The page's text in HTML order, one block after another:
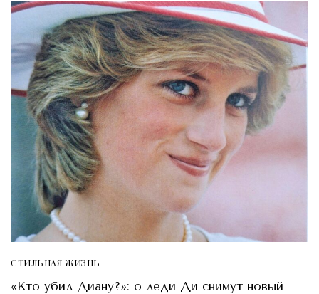
СТИЛЬНАЯ ЖИЗНЬ
«Кто убил Диану?»: о леди Ди снимут новый